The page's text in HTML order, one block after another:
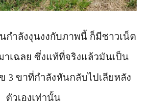
ำลังงุนงงกับภาพนี้ ก็มีชาวเน็ต
เฉลย ซึ่งแท้ที่จริงแล้วมันเป็น
3 ขาที่กำลังหันกลับไปเลียหลัง
ตัวเองเท่านั้น